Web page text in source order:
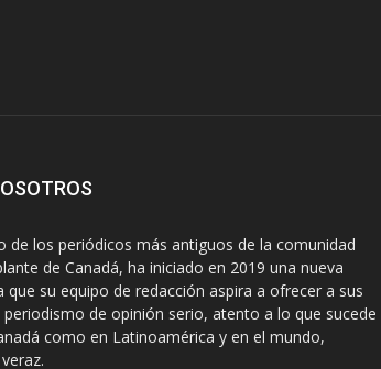
de los periódicos más antiguos de la comunidad
de Canadá, ha iniciado en 2019 una nueva
que su equipo de redacción aspira a ofrecer a sus
de opinión serio, atento a lo que sucede
como en Latinoamérica y en el mundo,